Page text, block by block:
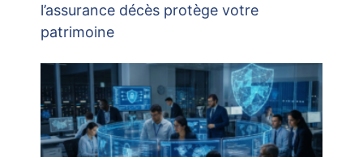
l’assurance décès protège votre
patrimoine